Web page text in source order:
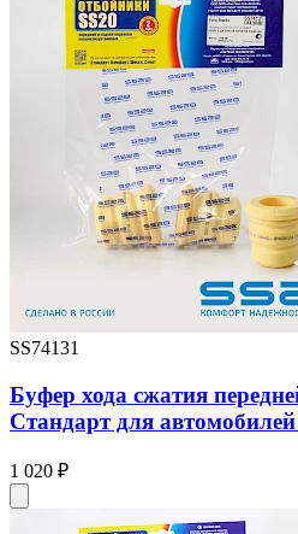
SS74131
Буфер хода сжатия
Стандарт для
1 020 ₽